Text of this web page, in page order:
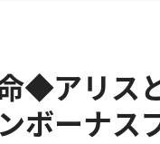
命◆アリス
ボーナス